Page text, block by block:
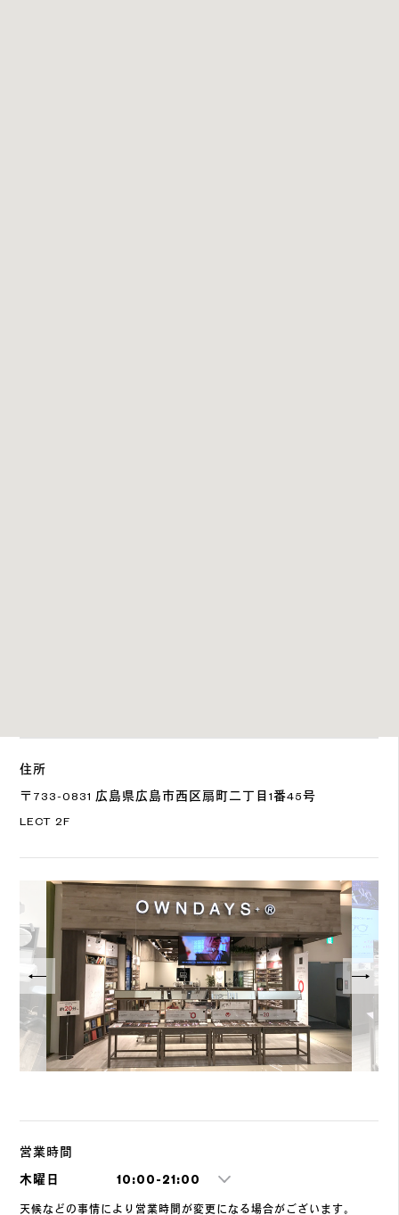
住所
〒733-0831 広島県広島市西区扇町二丁目1番45号
LECT 2F
営業時間
木曜日 10:00-21:00
天候などの事情により営業時間が変更になる場合がございます。